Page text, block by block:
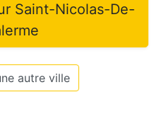
Saint-Nicolas-De-
autre ville